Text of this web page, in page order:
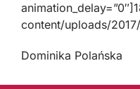
content/uploads/
Dominika Polańska